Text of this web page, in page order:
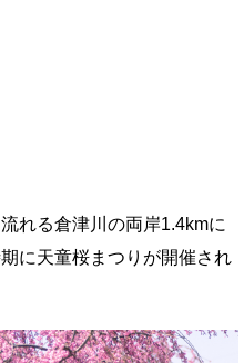
れる倉津川の両岸1.4kmに
に天童桜まつりが開催され